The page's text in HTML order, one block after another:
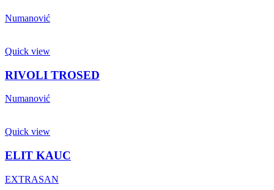
Numanović
Quick view
RIVOLI TROSED
Numanović
Quick view
ELIT KAUC
EXTRASAN